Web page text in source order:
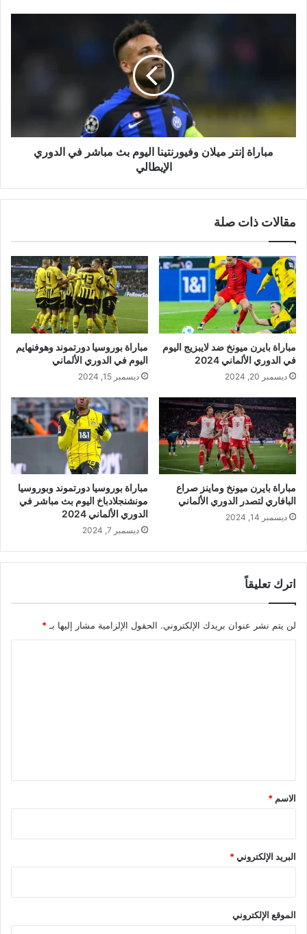
مباشر
الدوري
الإيطاليمباراة إنتر ميلان وفيورنتينا اليوم بث مباشر في الدوري
الإيطالي
مقالات ذات صلة
مباراة بايرن ميونخ ضد لايبزيج اليوم
في الدوري الألماني 2024
ديسمبر 20, 2024
مباراة بوروسيا دورتموند وهوفنهايم
اليوم في الدوري الألماني
ديسمبر 15, 2024
مباراة بايرن ميونخ وماينز صراع
البافاري لتصدر الدوري الألماني
ديسمبر 14, 2024
مباراة بوروسيا دورتموند وبوروسيا
مونشنجلادباخ اليوم بث مباشر في
الدوري الألماني 2024
ديسمبر 7, 2024
اترك تعليقاً
لن يتم نشر عنوان بريدك الإلكتروني. الحقول الإلزامية مشار إليها بـ*
*
الاسم *
البريد الإلكتروني*
الموقع الإلكتروني